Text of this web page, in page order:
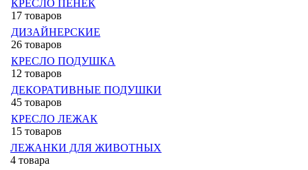
КРЕСЛО ПЕНЕК
17 товаров
ДИЗАЙНЕРСКИЕ
26 товаров
КРЕСЛО ПОДУШКА
12 товаров
ДЕКОРАТИВНЫЕ ПОДУШКИ
45 товаров
КРЕСЛО ЛЕЖАК
15 товаров
ЛЕЖАНКИ ДЛЯ ЖИВОТНЫХ
4 товара